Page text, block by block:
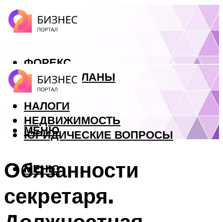
ФОРЕКС
БИЗНЕС ПЛАНЫ
КРЕДИТЫ
НАЛОГИ
НЕДВИЖИМОСТЬ
ЮРИДИЧЕСКИЕ ВОПРОСЫ
МЕНЮ
МЕНЮ
Обязанности
секретаря.